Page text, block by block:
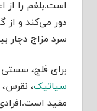
است.بلغم را
دور می‌کند و از
سرد مزاج دچار
برای فلج،
سیاتیک،
مفید